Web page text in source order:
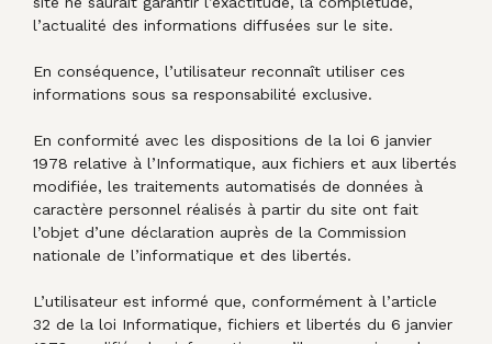
l’actualité des informations diffusées sur le site.
En conséquence, l’utilisateur reconnaît utiliser ces
informations sous sa responsabilité exclusive.
En conformité avec les dispositions de la loi 6 janvier
1978 relative à l’Informatique, aux fichiers et aux libertés
modifiée, les traitements automatisés de données à
caractère personnel réalisés à partir du site ont fait
l’objet d’une déclaration auprès de la Commission
nationale de l’informatique et des libertés.
L’utilisateur est informé que, conformément à l’article
32 de la loi Informatique, fichiers et libertés du 6 janvier